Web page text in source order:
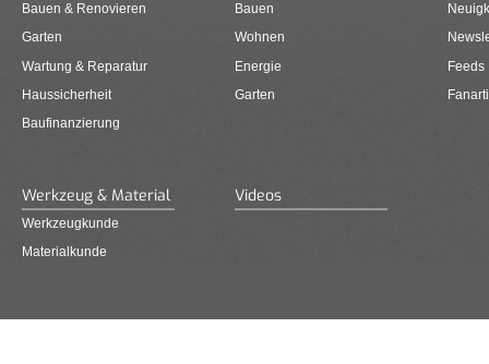
Bauen & Renovieren
Garten
Wartung & Reparatur
Haussicherheit
Baufinanzierung
Bauen
Wohnen
Energie
Garten
Feeds
Werkzeug & Material
Werkzeugkunde
Materialkunde
Videos